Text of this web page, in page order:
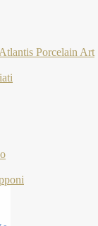
Atlantis Porcelain Art